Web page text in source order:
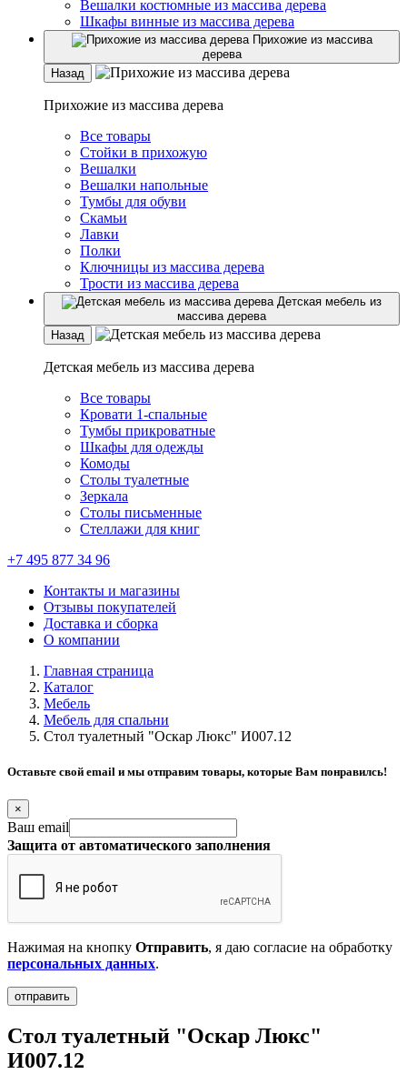
Вешалки костюмные из массива дерева
Шкафы винные из массива дерева
Прихожие из массива
дерева
Назад
Прихожие из массива дерева
Все товары
Стойки в прихожую
Вешалки
Вешалки напольные
Тумбы для обуви
Скамьи
Лавки
Полки
Ключницы из массива дерева
Трости из массива дерева
Детская мебель из
массива дерева
Назад
Детская мебель из массива дерева
Все товары
Кровати 1-спальные
Тумбы прикроватные
Шкафы для одежды
Комоды
Столы туалетные
Зеркала
Столы письменные
Стеллажи для книг
+7 495 877 34 96
Контакты и магазины
Отзывы покупателей
Доставка и сборка
О компании
Главная страница
Каталог
Мебель
Мебель для спальни
Стол туалетный "Оскар Люкс" И007.12
Оставьте свой email и мы отправим товары, которые Вам понравилсь!
×
Ваш email
Защита от автоматического заполнения
Нажимая на кнопку Отправить, я даю согласие на обработку
персональных данных.
Стол туалетный "Оскар Люкс"
И007.12